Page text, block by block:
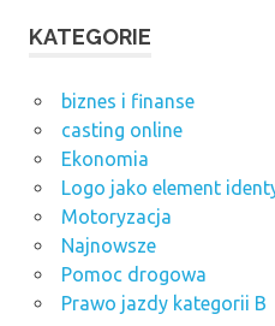
podatku z
podatki z
zagranicy
roboty
forex
zabezpieczenia
dokumentów
przed
fałszerstwem
KATEGORIE
biznes i finanse
casting online
Ekonomia
Logo jako element
Motoryzacja
Najnowsze
Pomoc drogowa
Prawo jazdy kategorii B